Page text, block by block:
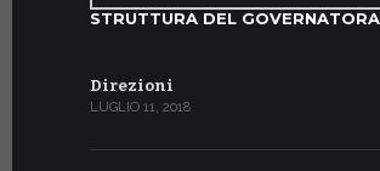
STRUTTURA DEL
Direzioni
LUGLIO 11, 2018